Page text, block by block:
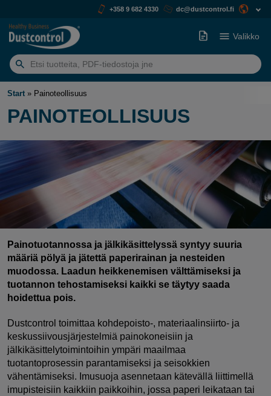
+358 9 682 4330 dc@dustcontrol.fi
Etsiä:
Valikko
Start » Painoteollisuus
PAINOTEOLLISUUS
Painotuotannossa ja jälkikäsittelyssä syntyy suuria
määriä pölyä ja jätettä paperirainan ja nesteiden
muodossa. Laadun heikkenemisen välttämiseksi ja
tuotannon tehostamiseksi kaikki se täytyy saada
hoidettua pois.
Dustcontrol toimittaa kohdepoisto-, materiaalinsiirto- ja
keskussiivousjärjestelmiä painokoneisiin ja
jälkikäsittelytoimintoihin ympäri maailmaa
tuotantoprosessin parantamiseksi ja seisokkien
vähentämiseksi. Imusuoja asennetaan kätevällä liittimellä
imupisteisiin kaikkiin paikkoihin, jossa paperi leikataan tai